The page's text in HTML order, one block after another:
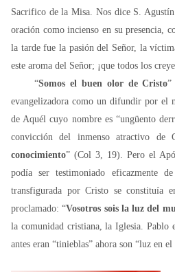
Sacrifico de la Misa. Nos dice S.
oración como incienso en su presencia,
la tarde fue la pasión del Señor, la
este aroma del Señor; ¡que todos los
“Somos el buen olor de Cristo”
evangelizadora como un difundir por el
de Aquél cuyo nombre es “ungüento
convicción del inmenso atractivo
conocimiento” (Col 3, 19). Pero el
podía ser testimoniado eficazmente
transfigurada por Cristo se constituía
proclamado: “Vosotros sois la luz del
la comunidad cristiana, la Iglesia.
antes eran “tinieblas” ahora son “luz en el